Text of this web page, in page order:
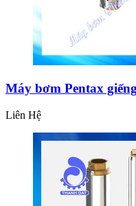
Máy bơm Pentax
Liên Hệ